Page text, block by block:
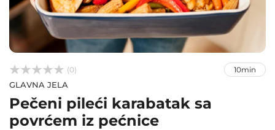


 (0) 10min
GLAVNA JELA
Pečeni pileći karabatak sa
povrćem iz pećnice